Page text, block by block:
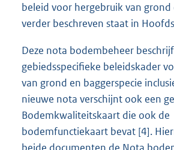
beleid voor hergebruik van
verder beschreven staat in
Deze nota bodembeheer
gebiedsspecifieke beleidskader
van grond en baggerspecie
nieuwe nota verschijnt ook een
Bodemkwaliteitskaart die ook de
bodemfunctiekaart bevat [4].